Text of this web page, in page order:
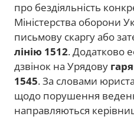
про бездіяльність
Міністерства оборони
письмову скаргу або
лінію 1512. Додатково
дзвінок на Урядову
1545. За словами
щодо порушення
направляються